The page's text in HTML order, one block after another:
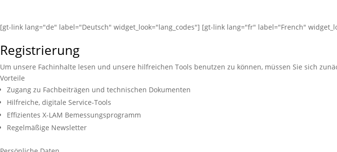
[gt-link lang="de" label="Deutsch" widget_look="lang_codes"] [gt-link lang="fr" label="French"
Registrierung
Um unsere Fachinhalte lesen und unsere hilfreichen Tools benutzen zu können, müssen Sie sich
Vorteile
Zugang zu Fachbeiträgen und technischen Dokumenten
Hilfreiche, digitale Service-Tools
Effizientes X-LAM Bemessungsprogramm
Regelmäßige Newsletter